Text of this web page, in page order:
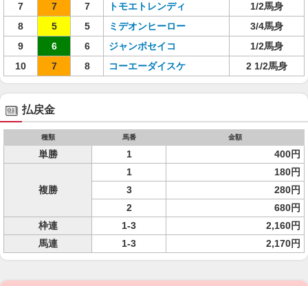
7
7 7 トモエトレンディ
1/2馬身
8
5 5 ミデオンヒーロー
3/4馬身
9
6 6 ジャンボセイコ
1/2馬身
10
7 8 コーエーダイスケ 2 1/2馬身
払戻金
種類 馬番 金額
単勝 1 400円
複勝
1
180円
3
280円
2
680円
枠連
1-3
2,160円
馬連
1-3 2,170円